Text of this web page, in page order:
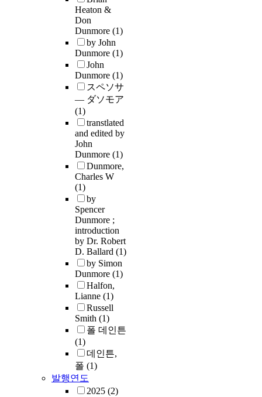
Heaton &
Don
Dunmore (1)
by John
Dunmore (1)
John
Dunmore (1)
スペソサ
― ダソモア
(1)
transtlated
and edited by
John
Dunmore (1)
Dunmore,
Charles W
(1)
by
Spencer
Dunmore ;
introduction
by Dr. Robert
D. Ballard (1)
by Simon
Dunmore (1)
Halfon,
Lianne (1)
Russell
Smith (1)
폴 데인튼
(1)
데인튼,
폴 (1)
발행연도
2025 (2)